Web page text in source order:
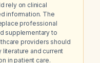
rely on clinical
information. The
professional
supplementary to
providers should
and current
in patient care.